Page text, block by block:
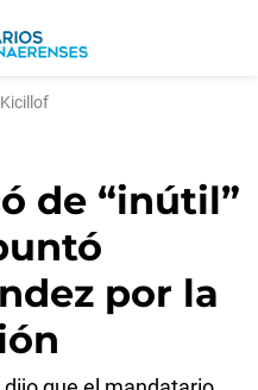
de “inútil”
por la